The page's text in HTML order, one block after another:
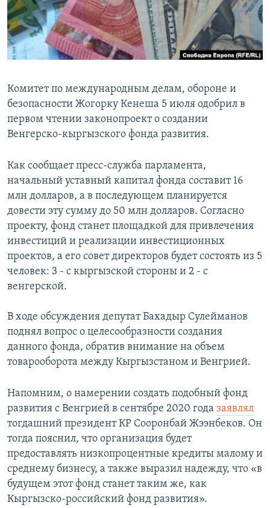
Комитет по международным делам, обороне и
безопасности Жогорку Кенеша 5 июля одобрил в
первом чтении законопроект о создании
Венгерско-кыргызского фонда развития.
Как сообщает пресс-служба парламента,
начальный уставный капитал фонда составит 16
млн долларов, а в последующем планируется
довести эту сумму до 50 млн долларов. Согласно
проекту, фонд станет площадкой для привлечения
инвестиций и реализации инвестиционных
проектов, а его совет директоров будет состоять из 5
человек: 3 - с кыргызской стороны и 2 - с
венгерской.
В ходе обсуждения депутат Бахадыр Сулейманов
поднял вопрос о целесообразности создания
данного фонда, обратив внимание на объем
товарооборота между Кыргызстаном и Венгрией.
Напомним, о намерении создать подобный фонд
развития с Венгрией в сентябре 2020 года заявлял
тогдашний президент КР Сооронбай Жээнбеков. Он
тогда пояснил, что организация будет
предоставлять низкопроцентные кредиты малому и
среднему бизнесу, а также выразил надежду, что «в
будущем этот фонд станет таким же, как
Кыргызско-российский фонд развития».